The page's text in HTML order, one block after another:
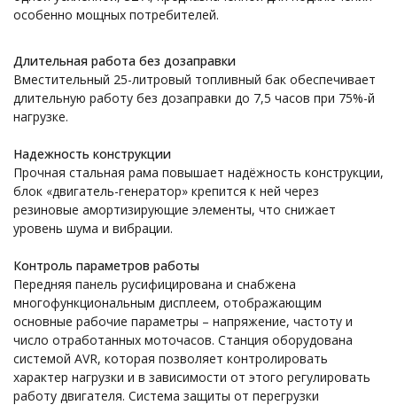
особенно мощных потребителей.
Длительная работа без дозаправки
Вместительный 25-литровый топливный бак обеспечивает
длительную работу без дозаправки до 7,5 часов при 75%-й
нагрузке.
Надежность конструкции
Прочная стальная рама повышает надёжность конструкции,
блок «двигатель-генератор» крепится к ней через
резиновые амортизирующие элементы, что снижает
уровень шума и вибрации.
Контроль параметров работы
Передняя панель русифицирована и снабжена
многофункциональным дисплеем, отображающим
основные рабочие параметры – напряжение, частоту и
число отработанных моточасов. Станция оборудована
системой AVR, которая позволяет контролировать
характер нагрузки и в зависимости от этого регулировать
работу двигателя. Система защиты от перегрузки